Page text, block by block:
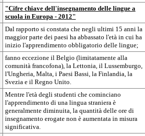
"Cifre chiave dell'insegnamento delle lingue a
scuola in Europa - 2012"
Dal rapporto si constata che negli ultimi 15 anni la
maggior parte dei paesi ha abbassato l'età in cui ha
inizio l'apprendimento obbligatorio delle lingue;
fanno eccezione il Belgio (limitatamente alla
comunità francofona), la Lettonia, il Lussemburgo,
l'Ungheria, Malta, i Paesi Bassi, la Finlandia, la
Svezia e il Regno Unito.
Mentre l'età degli studenti che cominciano
l'apprendimento di una lingua straniera è
generalmente diminuita, la quantità delle ore di
insegnamento erogate non è aumentata in misura
significativa.